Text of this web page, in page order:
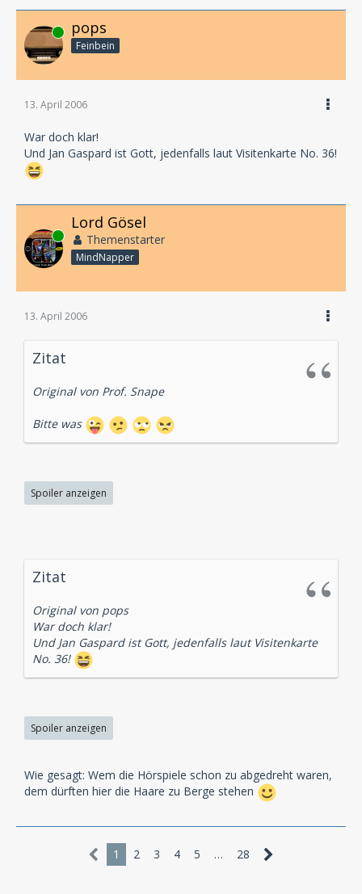
Online pops
Feinbein
13. April 2006
War doch klar!
Und Jan Gaspard ist Gott, jedenfalls laut Visitenkarte No. 36!
Online
Lord Gösel
Themenstarter
MindNapper
13. April 2006
Zitat
Original von Prof. Snape
Bitte was
Spoiler anzeigen
Zitat
Original von pops
War doch klar!
Und Jan Gaspard ist Gott, jedenfalls laut Visitenkarte
No. 36!
Spoiler anzeigen
Wie gesagt: Wem die Hörspiele schon zu abgedreht waren,
dem dürften hier die Haare zu Berge stehen
1 2 3 4 5 … 28